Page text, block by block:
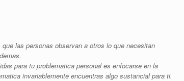
las personas observan a otros lo que necesitan
para tu problematica personal es enfocarse en la
invariablemente encuentras algo sustancial para ti.